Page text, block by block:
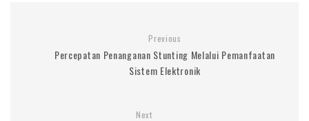
Previous
Percepatan Penanganan Stunting Melalui Pemanfaatan
Sistem Elektronik
Next